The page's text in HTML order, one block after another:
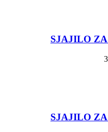
SJAJILO ZA
SJAJILO